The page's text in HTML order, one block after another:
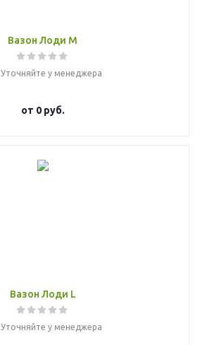
Вазон Лоди M
Уточняйте у менеджера
от 0 руб.
Вазон Лоди L
Уточняйте у менеджера